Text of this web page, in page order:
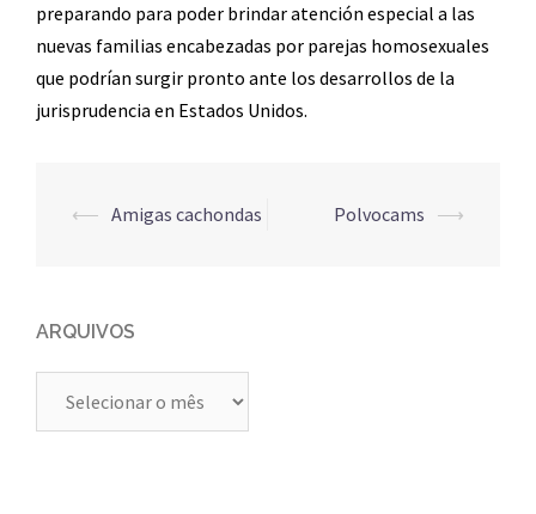
preparando para poder brindar atención especial a las
nuevas familias encabezadas por parejas homosexuales
que podrían surgir pronto ante los desarrollos de la
jurisprudencia en Estados Unidos.
Navegação
⟵ Amigas cachondas Polvocams ⟶
ARQUIVOS